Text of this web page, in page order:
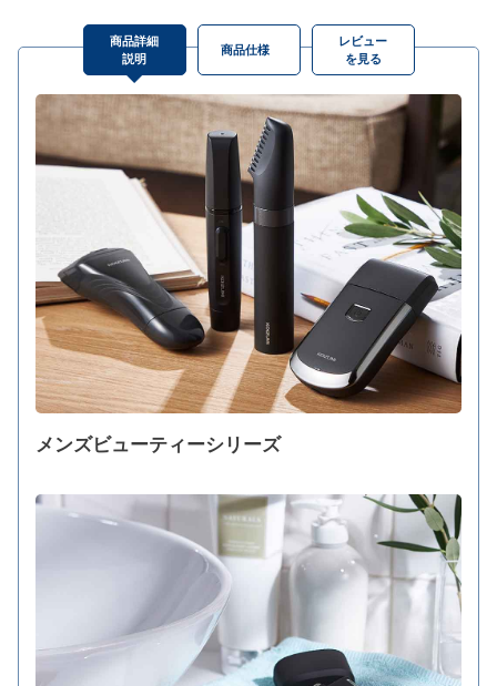
商品詳細
説明
メンズビューティーシリーズ
商品仕様
レビュー
を見る